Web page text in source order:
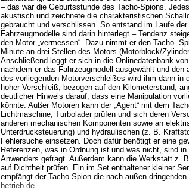
– das war die Geburtsstunde des Tacho-Spions.
akustisch und zeichnete die charakteristischen
gebraucht und verschlissen. So entstand im Laufe
Fahrzeugmodelle sind darin hinterlegt – Tendenz
den Motor „vermessen“. Dazu nimmt er den Tacho-
Minute an drei Stellen des Motors (Motorblock/
Anschließend loggt er sich in die Onlinedatenbank
nachdem er das Fahrzeugmodell ausgewählt und
des vorliegenden Motorverschleißes wird ihm dann
hoher Verschleiß, bezogen auf den Kilometerstand,
deutlicher Hinweis darauf, dass eine Manipulation
könnte. Außer Motoren kann der „Agent“ mit dem
Lichtmaschine, Turbolader prüfen und sich deren
anderen mechanischen Komponenten sowie an
Unterdrucksteuerung) und hydraulischen (z. B.
Fehlersuche einsetzen. Doch dafür benötigt er eine
Referenzen, was in Ordnung ist und was nicht, sind
Anwenders gefragt. Außerdem kann die Werkstatt z.
auf Dichtheit prüfen. Ein im Set enthaltener kleiner
empfängt der Tacho-Spion die nach außen
betrieb.de